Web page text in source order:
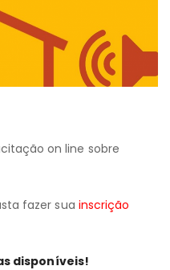
on line sobre
fazer sua inscrição
disponíveis!